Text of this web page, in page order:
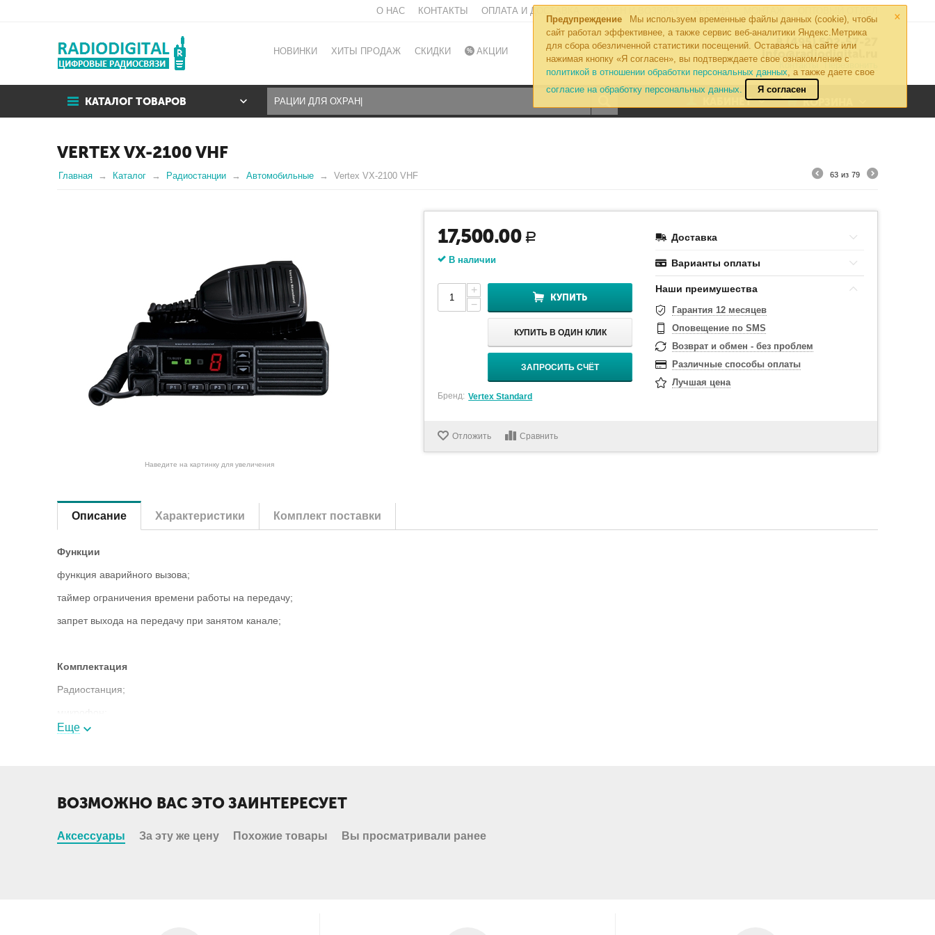
×
Предупреждение
Мы используем временные файлы данных (cookie), чтобы
сайт работал эффективнее, а также сервис веб-аналитики Яндекс.Метрика
для сбора обезличенной статистики посещений. Оставаясь на сайте или
нажимая кнопку «Я согласен», вы подтверждаете свое ознакомление с
политикой в отношении обработки персональных данных, а также даете свое
согласие на обработку персональных данных.
Я согласен
О НАС КОНТАКТЫ ОПЛАТА И ДОСТАВКА
НОВИНКИ ХИТЫ ПРОДАЖ СКИДКИ АКЦИИ
8 (495) 502-57-27
info@radiodigital.ru
Контакты Перезвонить
КАТАЛОГ ТОВАРОВ
0
КОРЗИНА
КАБИНЕТ
VERTEX VX-2100 VHF
Главная Каталог Радиостанции Автомобильные Vertex VX-2100 VHF 63 из 79
Наведите на картинку для увеличения
17,500.00 Р
В наличии
+
−
КУПИТЬ
КУПИТЬ В ОДИН КЛИК
ЗАПРОСИТЬ СЧЁТ
Бренд: Vertex Standard
Доставка
Варианты оплаты
Наши преимушества
Гарантия 12 месяцев
Оповещение по SMS
Возврат и обмен - без проблем
Различные способы оплаты
Лучшая цена
Отложить Сравнить
Описание Характеристики Комплект поставки
Функции
функция аварийного вызова;
таймер ограничения времени работы на передачу;
запрет выхода на передачу при занятом канале;
Комплектация
Радиостанция;
кронштейн для мобильной установки;
руководство пользователя;
Еще
ВОЗМОЖНО ВАС ЭТО ЗАИНТЕРЕСУЕТ
Аксессуары За эту же цену Похожие товары Вы просматривали ранее